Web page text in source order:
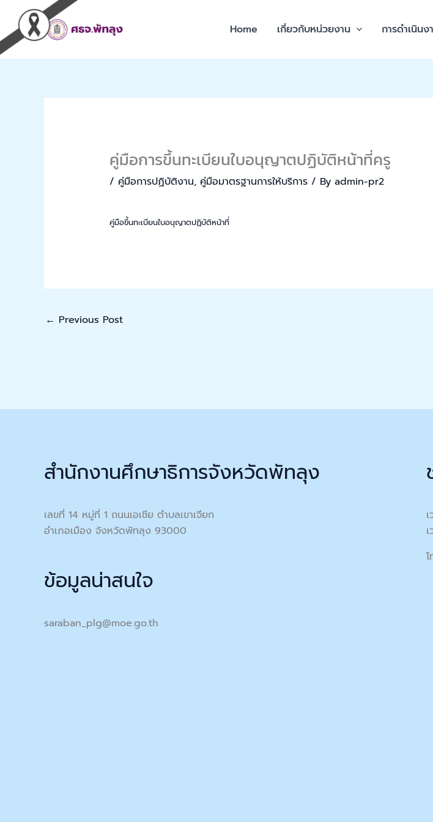
content
Home เกี่ยวกับหน่วยงาน การดำเนินง
คู่มือการขึ้นทะเบียนใบอนุญาตปฏิบัติหน้าที่ครู
/ คู่มือการปฏิบัติงาน, คู่มือมาตรฐานการให้บริการ/ By admin-pr2
คู่มือขึ้นทะเบียนใบอนุญาตปฏิบัติหน้าที่
← Previous Post
สำนักงานศึกษาธิการจังหวัดพัทลุง
เลขที่ 14 หมู่ที่ 1 ถนนเอเชีย ตำบลเขาเจียก
อำเภอเมือง จังหวัดพัทลุง 93000
ข้อมูลน่าสนใจ
saraban_plg@moe.go.th